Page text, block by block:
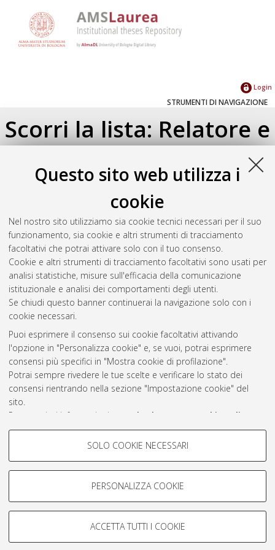
Questo sito web utilizza i
cookie
Nel nostro sito utilizziamo sia cookie tecnici necessari per il suo
funzionamento, sia cookie e altri strumenti di tracciamento
facoltativi che potrai attivare solo con il tuo consenso.
Cookie e altri strumenti di tracciamento facoltativi sono usati per
analisi statistiche, misure sull'efficacia della comunicazione
istituzionale e analisi dei comportamenti degli utenti.
Se chiudi questo banner continuerai la navigazione solo con i
cookie necessari.
Puoi esprimere il consenso sui cookie facoltativi attivando
l'opzione in "Personalizza cookie" e, se vuoi, potrai esprimere
consensi più specifici in "Mostra cookie di profilazione".
Potrai sempre rivedere le tue scelte e verificare lo stato dei
consensi rientrando nella sezione "Impostazione cookie" del
sito.
Per maggiori informazioni
consulta la nostra Cookie policy
COOKIE DI PROFILAZIONE -
Si tratta di cookie utilizzati per analizzare le caratteristiche della
navigazione degli utenti, creare profili in base al loro comportamento
Mostra cookie di profilazione
COOKIE TECNICI - NECESSARI
SOLO COOKIE NECESSARI
PERSONALIZZA COOKIE
ACCETTA TUTTI I COOKIE
Login
STRUMENTI DI NAVIGAZIONE
Scorri la lista: Relatore e
Correlatore
Su di un livello
Seleziona un valore dall'elenco sottostante.
2021(1)
2018(2)
2017 (1)
2016(2)
2009(2)
Atom
Rss 1.0
Rss 2.0
Impostazioni Cookie
Informativa sulla privacy
Condizioni d’uso del sito